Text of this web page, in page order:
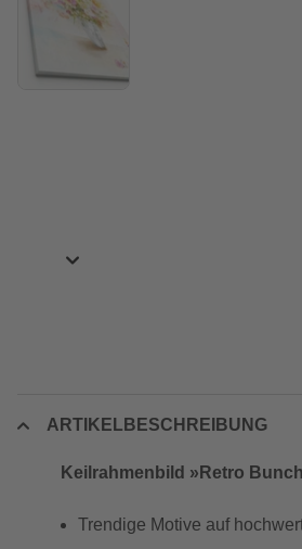
ARTIKELBESCHREIBUNG
Keilrahmenbild »Retro
Trendige Motive auf